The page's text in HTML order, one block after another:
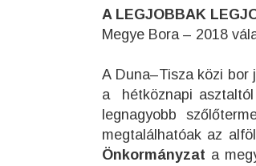
A LEGJOBBAK
Megye Bora – 2018
A Duna–Tisza közi bor
a hétköznapi asztaltól
legnagyobb
megtalálhatóak az
Önkormányzat a